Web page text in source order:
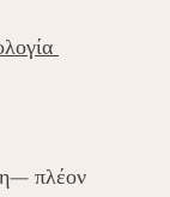
πλέον